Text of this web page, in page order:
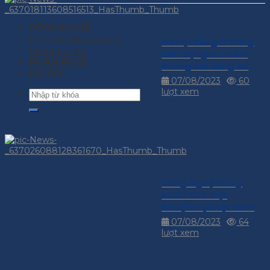
CÔNG NGHỆ
Dây chuyền sản xuất
Chứng nhận
PHÂN PHỐI
DỰ ÁN
Hà Nội đang ở trong
tình trạng ô nhiễm
không khí đáng báo
động
07/08/2023
60
lượt xem
Công Nghệ Xử Lý
Nước Thải Dệt
Nhuộm tại Việt Nam
07/08/2023
64
lượt xem